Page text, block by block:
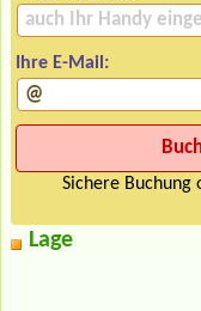
Ihre E-Mail:
Sichere Buchung
Lage